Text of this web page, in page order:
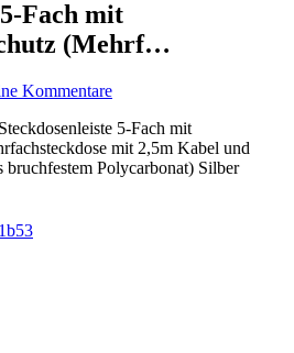
Fach mit
(Mehrf…
Kommentare
5-Fach mit
mit 2,5m Kabel und
bruchfestem Polycarbonat) Silber